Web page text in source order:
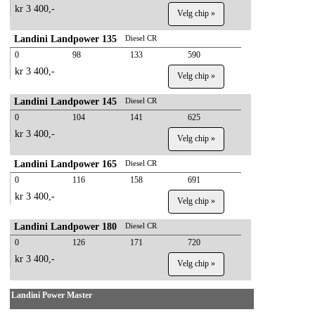
kr 3 400,- Velg chip »
Landini Landpower 135 Diesel CR
0 98 133 590
kr 3 400,- Velg chip »
Landini Landpower 145 Diesel CR
0 104 141 625
kr 3 400,- Velg chip »
Landini Landpower 165 Diesel CR
0 116 158 691
kr 3 400,- Velg chip »
Landini Landpower 180 Diesel CR
0 126 171 720
kr 3 400,- Velg chip »
Landini Power Master